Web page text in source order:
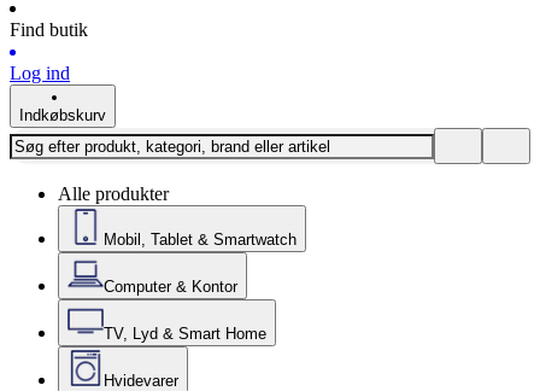
Find butik
Log ind
Indkøbskurv
Alle produkter
Mobil, Tablet & Smartwatch
Computer & Kontor
TV, Lyd & Smart Home
Hvidevarer